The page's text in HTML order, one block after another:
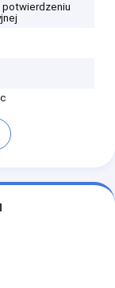
potwierdzeniu